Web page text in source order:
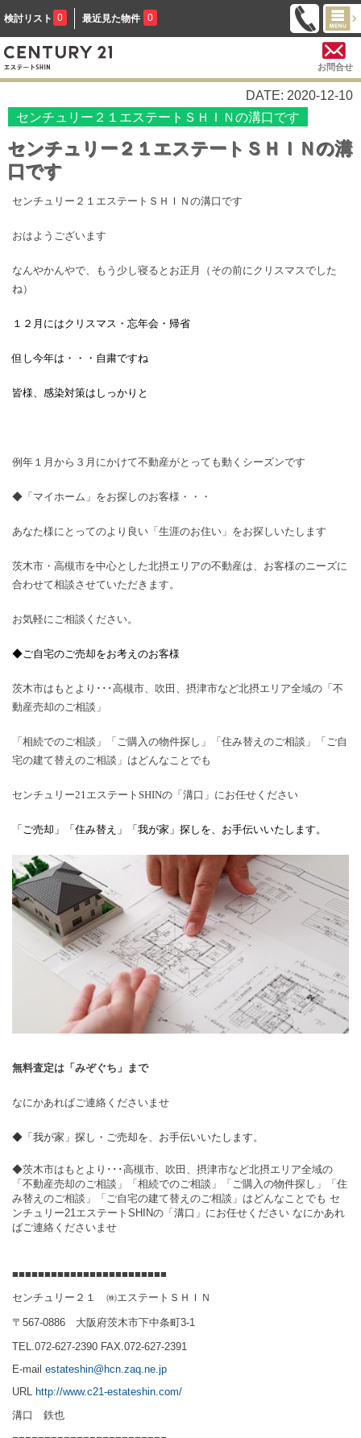
検討リスト 0 最近見た物件 0
お問合せ
DATE: 2020-12-10
センチュリー２１エステートＳＨＩＮの溝口です
センチュリー２１エステートＳＨＩＮの溝
口です
センチュリー２１エステートＳＨＩＮの溝口です
おはようございます
なんやかんやで、もう少し寝るとお正月（その前にクリスマスでした
ね）
１２月にはクリスマス・忘年会・帰省
但し今年は・・・自粛ですね
皆様、感染対策はしっかりと
例年１月から３月にかけて不動産がとっても動くシーズンです
◆「マイホーム」をお探しのお客様・・・
あなた様にとってのより良い「生涯のお住い」をお探しいたします
茨木市・高槻市を中心とした北摂エリアの不動産は、お客様のニーズに
合わせて相談させていただきます。
お気軽にご相談ください。
◆ご自宅のご売却をお考えのお客様
茨木市はもとより･･･高槻市、吹田、摂津市など北摂エリア全域の「不
動産売却のご相談」
「相続でのご相談」「ご購入の物件探し」「住み替えのご相談」「ご自
宅の建て替えのご相談」はどんなことでも
センチュリー21 エステート SHINの「溝口」にお任せください
「ご売却」「住み替え」「我が家」探しを、お手伝いいたします。
無料査定は「みぞぐち」まで
なにかあればご連絡くださいませ
◆「我が家」探し・ご売却を、お手伝いいたします。
◆茨木市はもとより･･･高槻市、吹田、摂津市など北摂エリア全域の
「不動産売却のご相談」「相続でのご相談」「ご購入の物件探し」「住
み替えのご相談」「ご自宅の建て替えのご相談」はどんなことでも セ
ンチュリー21エステートSHINの「溝口」にお任せください なにかあれ
ばご連絡くださいませ
■■■■■■■■■■■■■■■■■■■■■■■■
センチュリー２１ ㈱エステートＳＨＩＮ
〒567-0886 大阪府茨木市下中条町3-1
TEL.072-627-2390 FAX.072-627-2391
E-mail estateshin@hcn.zaq.ne.jp
URL http://www.c21-estateshin.com/
溝口 鉄也